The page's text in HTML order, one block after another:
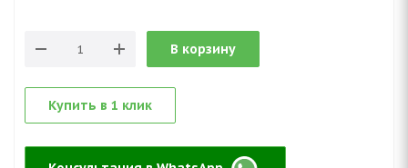
В корзину
Купить в 1 клик